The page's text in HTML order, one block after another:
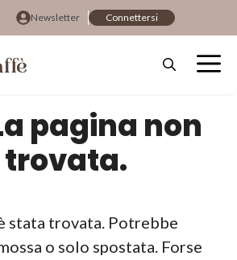
Newsletter Connettersi
pagina non
trovata.
stata trovata. Potrebbe
o solo spostata. Forse